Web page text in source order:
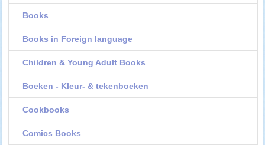
Books
Books in Foreign language
Children & Young Adult Books
Boeken - Kleur- & tekenboeken
Cookbooks
Comics Books